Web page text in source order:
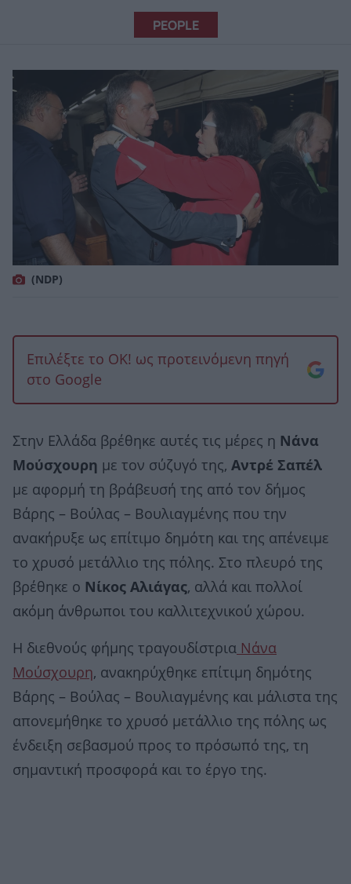
PEOPLE
(NDP)
Επιλέξτε το OK! ως προτεινόμενη πηγή
στο Google
Στην Ελλάδα βρέθηκε αυτές τις μέρες η Νάνα
Μούσχουρη με τον σύζυγό της, Αντρέ Σαπέλ
με αφορμή τη βράβευσή της από τον δήμος
Βάρης – Βούλας – Βουλιαγμένης που την
ανακήρυξε ως επίτιμο δημότη και της απένειμε
το χρυσό μετάλλιο της πόλης. Στο πλευρό της
βρέθηκε ο Νίκος Αλιάγας, αλλά και πολλοί
ακόμη άνθρωποι του καλλιτεχνικού χώρου.
Η διεθνούς φήμης τραγουδίστρια Νάνα
Μούσχουρη, ανακηρύχθηκε επίτιμη δημότης
Βάρης – Βούλας – Βουλιαγμένης και μάλιστα της
απονεμήθηκε το χρυσό μετάλλιο της πόλης ως
ένδειξη σεβασμού προς το πρόσωπό της, τη
σημαντική προσφορά και το έργο της.